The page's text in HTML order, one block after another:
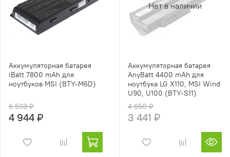
Аккумуляторная батарея
iBatt 7800 mAh для
ноутбуков MSI (BTY-M6D)
6 593 ₽
4 944 ₽
Нет в наличии
Аккумуляторная батарея
AnyBatt 4400 mAh для
ноутбука LG X110, MSI Wind
U90, U100 (BTY-S11)
4 650 ₽
3 441 ₽